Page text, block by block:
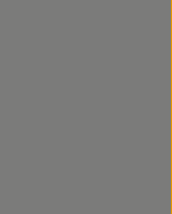
biolesker/
lieferservice/